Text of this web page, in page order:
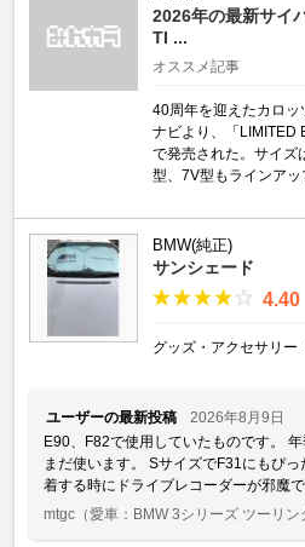
2026年の最新サイ
TI ...
オススメ記事
40周年を迎えたカロ
ナビより、「LIMITED
で発売された。サイズ
型、7V型もラインアッ
BMW(純正)
サンシェード
4.40
グッズ・アクセサリー
ユーザーの最新投稿
2026年8月9日
E90、F82で使用していたものです。
まだ使います。 SサイズでF31にもぴ
着する時にドライブレコーダーが邪魔
mtgc （愛車：BMW 3シリーズ ツーリン